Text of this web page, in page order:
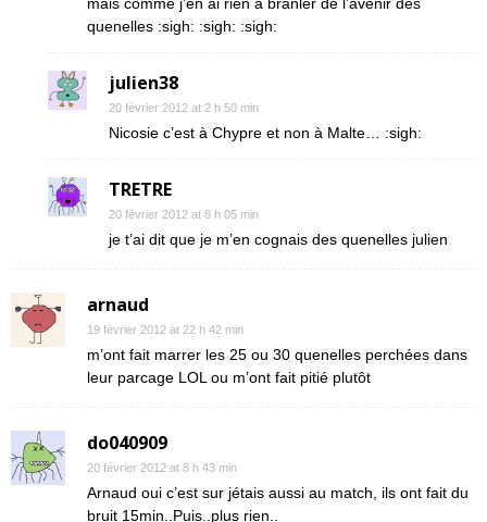
quenelles :sigh: :sigh: :sigh:
julien38
20 février 2012 at 2 h 50 min
Nicosie c’est à Chypre et non à Malte… :sigh:
TRETRE
20 février 2012 at 8 h 05 min
je t’ai dit que je m’en cognais des quenelles julien
arnaud
19 février 2012 at 22 h 42 min
m’ont fait marrer les 25 ou 30 quenelles perchées dans
leur parcage LOL ou m’ont fait pitié plutôt
do040909
20 février 2012 at 8 h 43 min
Arnaud oui c’est sur jétais aussi au match, ils ont fait du
bruit 15min..Puis..plus rien..